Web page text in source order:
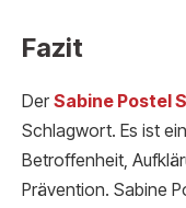
Fazit
Der Sabine Postel
Schlagwort. Es ist
Betroffenheit,
Prävention. Sabine